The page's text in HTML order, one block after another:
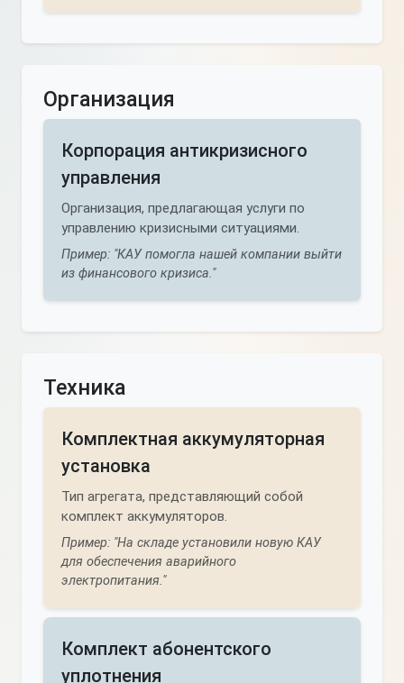
Организация
Корпорация антикризисного
управления
Организация, предлагающая услуги по
управлению кризисными ситуациями.
Пример: "КАУ помогла нашей компании выйти
из финансового кризиса."
Техника
Комплектная аккумуляторная
установка
Тип агрегата, представляющий собой
комплект аккумуляторов.
Пример: "На складе установили новую КАУ
для обеспечения аварийного
электропитания."
Комплект абонентского
уплотнения